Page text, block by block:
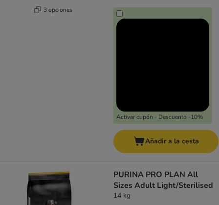
3 opciones
Activar cupón - Descuento -10%
Añadir a la cesta
PURINA PRO PLAN All
Sizes Adult Light/Sterilised
14 kg